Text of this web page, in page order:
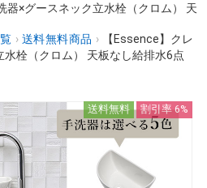
器×グースネック立水栓（クロム） 天
› 送料無料商品 ›
【Essence】クレ
栓（クロム） 天板なし給排水6点
送料無料 割引率 6%